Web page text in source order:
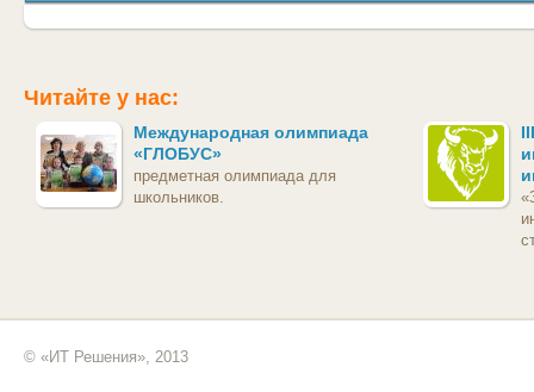
Читайте у нас:
Международная олимпиада
«ГЛОБУС»
предметная олимпиада для
школьников.
© «ИТ Решения», 2013